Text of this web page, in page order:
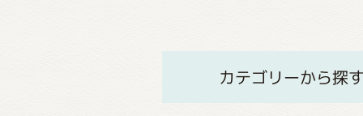
カテゴリーから探